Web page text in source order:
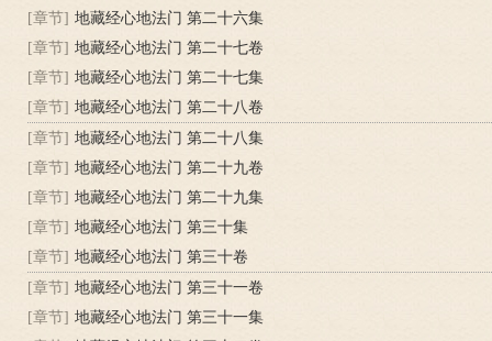
[章节] 地藏经心地法门 第二十六集
[章节] 地藏经心地法门 第二十七卷
[章节] 地藏经心地法门 第二十七集
[章节] 地藏经心地法门 第二十八卷
[章节] 地藏经心地法门 第二十八集
[章节] 地藏经心地法门 第二十九卷
[章节] 地藏经心地法门 第二十九集
[章节] 地藏经心地法门 第三十集
[章节] 地藏经心地法门 第三十卷
[章节] 地藏经心地法门 第三十一卷
[章节] 地藏经心地法门 第三十一集